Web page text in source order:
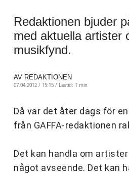
Redaktionen bjuder
med aktuella artister
musikfynd.
AV REDAKTIONEN
07.04.2012 / 15:15 / Lästid: 1 min
Då var det åter dags för
från GAFFA-redaktionen
Det kan handla om
något avseende. Det kan